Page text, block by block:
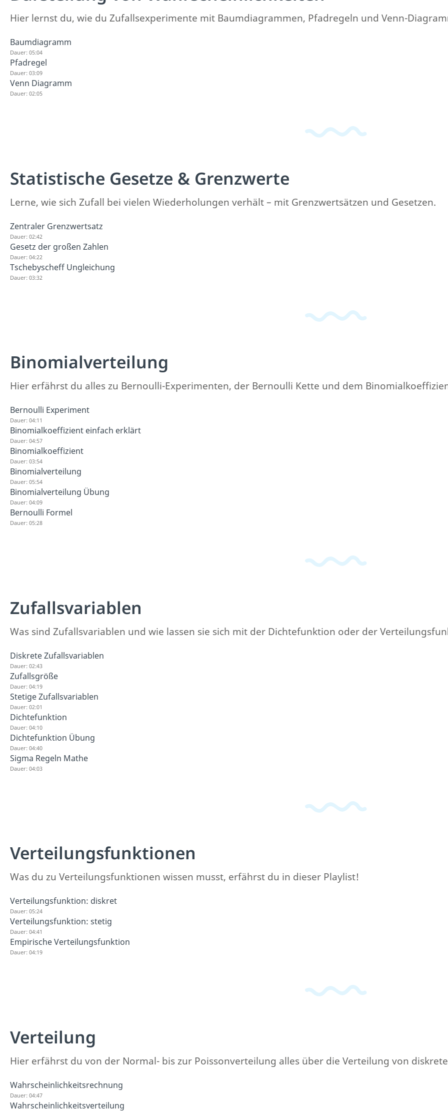
Hier lernst du, wie du Zufallsexperimente mit Baumdiagrammen, Pfadregeln und Venn-
Baumdiagramm
Dauer: 05:04
Pfadregel
Dauer: 03:09
Venn Diagramm
Dauer: 02:05
Statistische Gesetze & Grenzwerte
Lerne, wie sich Zufall bei vielen Wiederholungen verhält – mit Grenzwertsätzen und Gesetzen.
Zentraler Grenzwertsatz
Dauer: 02:42
Gesetz der großen Zahlen
Dauer: 04:22
Tschebyscheff Ungleichung
Dauer: 03:32
Binomialverteilung
Hier erfährst du alles zu Bernoulli-Experimenten, der Bernoulli Kette und dem
Bernoulli Experiment
Dauer: 04:11
Binomialkoeffizient einfach erklärt
Dauer: 04:57
Binomialkoeffizient
Dauer: 03:54
Binomialverteilung
Dauer: 05:54
Binomialverteilung Übung
Dauer: 04:09
Bernoulli Formel
Dauer: 05:28
Zufallsvariablen
Was sind Zufallsvariablen und wie lassen sie sich mit der Dichtefunktion oder der
Diskrete Zufallsvariablen
Dauer: 02:43
Zufallsgröße
Dauer: 04:19
Stetige Zufallsvariablen
Dauer: 02:01
Dichtefunktion
Dauer: 04:10
Dichtefunktion Übung
Dauer: 04:40
Sigma Regeln Mathe
Dauer: 04:03
Verteilungsfunktionen
Was du zu Verteilungsfunktionen wissen musst, erfährst du in dieser Playlist!
Verteilungsfunktion: diskret
Dauer: 05:24
Verteilungsfunktion: stetig
Dauer: 04:41
Empirische Verteilungsfunktion
Dauer: 04:19
Verteilung
Hier erfährst du von der Normal- bis zur Poissonverteilung alles über die Verteilung von
Wahrscheinlichkeitsrechnung
Dauer: 04:47
Wahrscheinlichkeitsverteilung